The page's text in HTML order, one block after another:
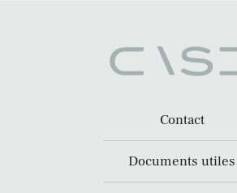
Contact
Documents utiles